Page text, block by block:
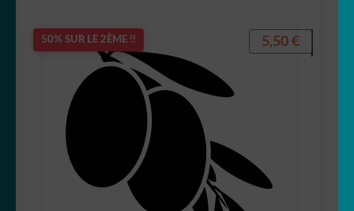
50% SUR LE 2ÈME !! 5,50 €